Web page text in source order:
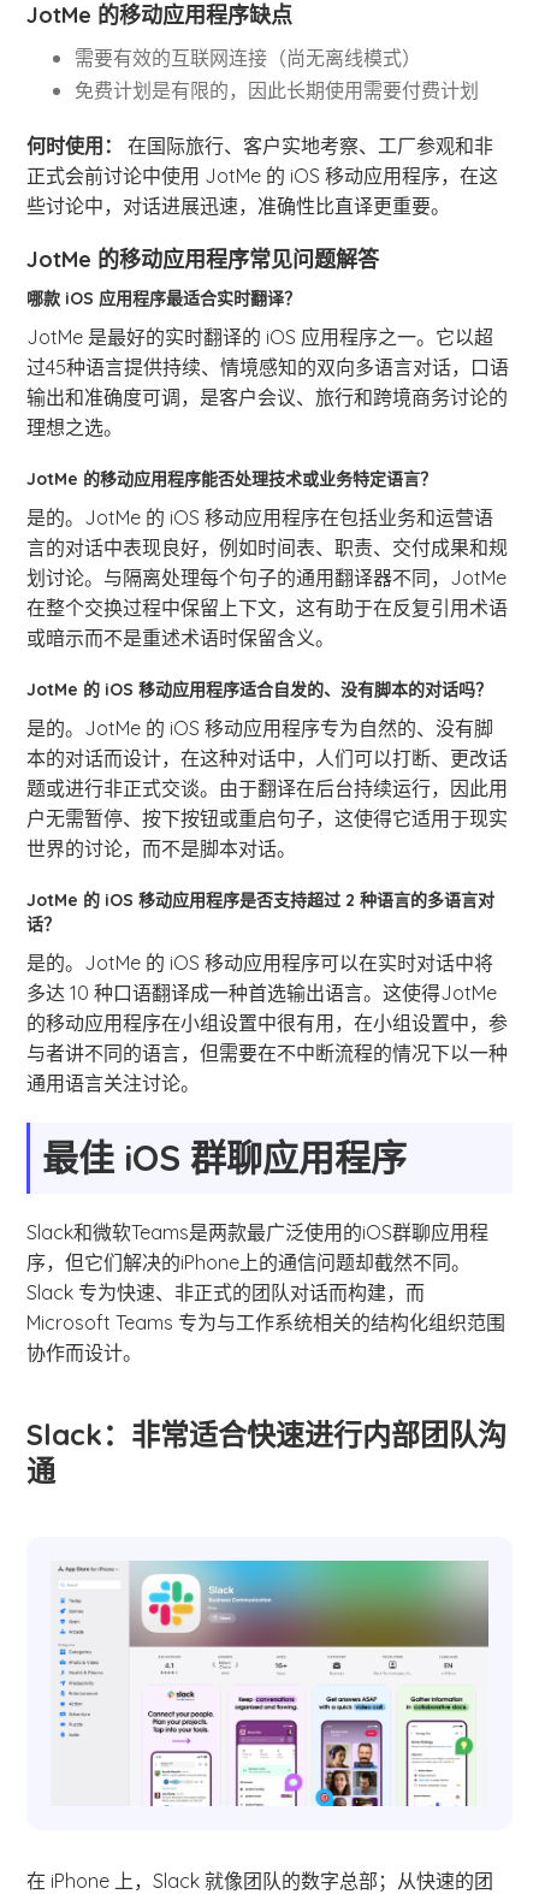
JotMe 的移动应用程序缺点
需要有效的互联网连接（尚无离线模式）
免费计划是有限的，因此长期使用需要付费计划
何时使用：在国际旅行、客户实地考察、工厂参观和非
正式会前讨论中使用 JotMe 的 iOS 移动应用程序，在这
些讨论中，对话进展迅速，准确性比直译更重要。
JotMe 的移动应用程序常见问题解答
哪款 iOS 应用程序最适合实时翻译？
JotMe 是最好的实时翻译的 iOS 应用程序之一。它以超
过45种语言提供持续、情境感知的双向多语言对话，口语
输出和准确度可调，是客户会议、旅行和跨境商务讨论的
理想之选。
JotMe 的移动应用程序能否处理技术或业务特定语言？
是的。JotMe 的 iOS 移动应用程序在包括业务和运营语
言的对话中表现良好，例如时间表、职责、交付成果和规
划讨论。与隔离处理每个句子的通用翻译器不同，JotMe
在整个交换过程中保留上下文，这有助于在反复引用术语
或暗示而不是重述术语时保留含义。
JotMe 的 iOS 移动应用程序适合自发的、没有脚本的对话吗？
是的。JotMe 的 iOS 移动应用程序专为自然的、没有脚
本的对话而设计，在这种对话中，人们可以打断、更改话
题或进行非正式交谈。由于翻译在后台持续运行，因此用
户无需暂停、按下按钮或重启句子，这使得它适用于现实
世界的讨论，而不是脚本对话。
JotMe 的 iOS 移动应用程序是否支持超过 2 种语言的多语言对
话？
是的。JotMe 的 iOS 移动应用程序可以在实时对话中将
多达 10 种口语翻译成一种首选输出语言。这使得JotMe
的移动应用程序在小组设置中很有用，在小组设置中，参
与者讲不同的语言，但需要在不中断流程的情况下以一种
通用语言关注讨论。
最佳 iOS 群聊应用程序
Slack和微软Teams是两款最广泛使用的iOS群聊应用程
序，但它们解决的iPhone上的通信问题却截然不同。
Slack 专为快速、非正式的团队对话而构建，而
Microsoft Teams 专为与工作系统相关的结构化组织范围
协作而设计。
Slack：非常适合快速进行内部团队沟
通
在 iPhone 上，Slack 就像团队的数字总部；从快速的团